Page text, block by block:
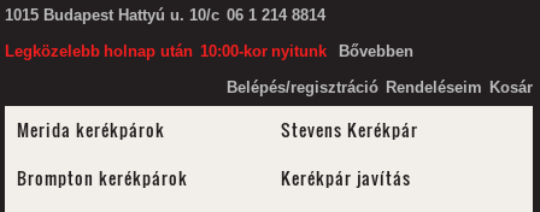
1015 Budapest Hattyú u. 10/c 06 1 214 8814
Legközelebb holnap után 10:00-kor nyitunk
Bővebben
Belépés/regisztráció Rendeléseim Kosár
Merida kerékpárok
Stevens Kerékpár
Brompton kerékpárok
Kerékpár javítás